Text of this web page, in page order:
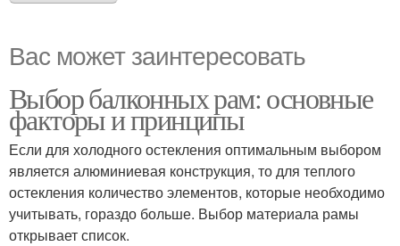
Вас может заинтересовать
Выбор балконных рам: основные
факторы и принципы
Если для холодного остекления оптимальным выбором
является алюминиевая конструкция, то для теплого
остекления количество элементов, которые необходимо
учитывать, гораздо больше. Выбор материала рамы
открывает список.